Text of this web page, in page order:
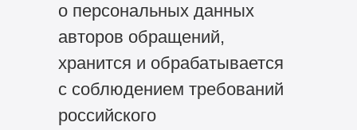
о персональных данных
авторов обращений,
хранится и обрабатывается
с соблюдением требований
российского